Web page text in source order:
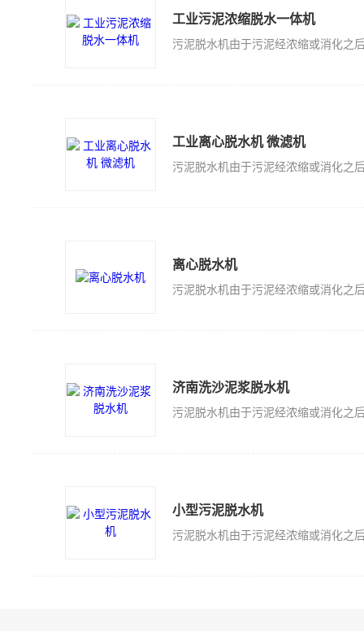
工业污泥浓缩脱水一体机
工业离心脱水机 微滤机
离心脱水机
济南洗沙泥浆脱水机
小型污泥脱水机